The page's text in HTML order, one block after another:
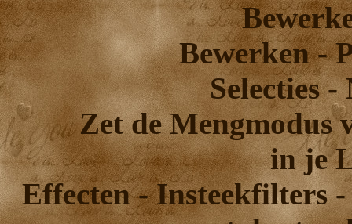
Bewerken -
Selecties -
Zet de Mengmodus
in je
Effecten - Insteekfilters